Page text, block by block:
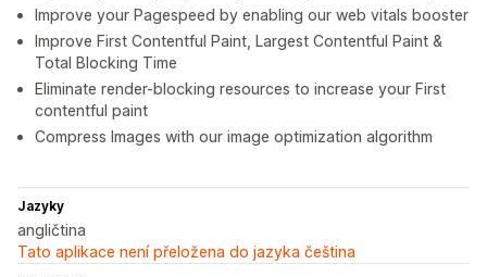
Improve your Pagespeed by enabling our web vitals booster
Improve First Contentful Paint, Largest Contentful Paint &
Total Blocking Time
Eliminate render-blocking resources to increase your First
contentful paint
Compress Images with our image optimization algorithm
Jazyky
angličtina
Tato aplikace není přeložena do jazyka čeština